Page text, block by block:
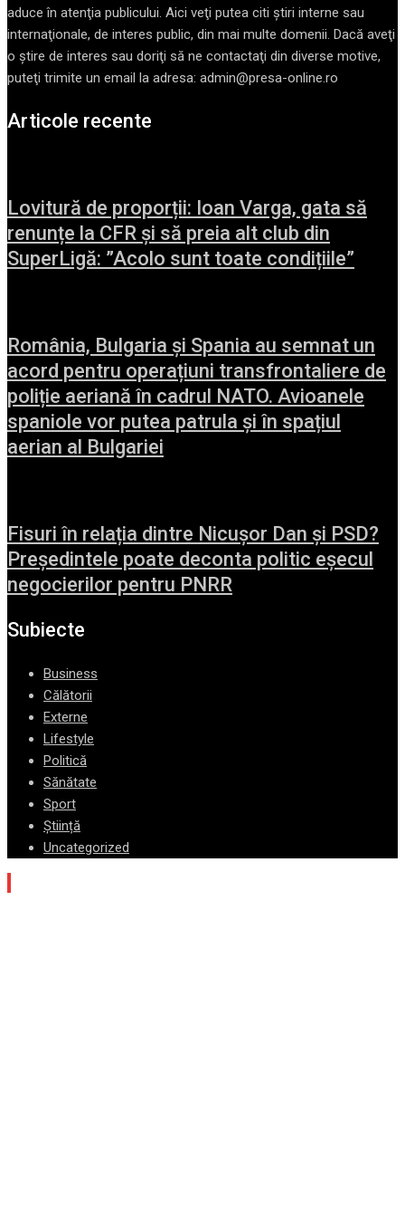
aduce în atenţia publicului. Aici veţi putea citi ştiri interne sau
internaţionale, de interes public, din mai multe domenii. Dacă aveţi
o ştire de interes sau doriţi să ne contactaţi din diverse motive,
puteţi trimite un email la adresa: admin@presa-online.ro
Articole recente
Lovitură de proporții: Ioan Varga, gata să
renunțe la CFR și să preia alt club din
SuperLigă: ”Acolo sunt toate condițiile”
România, Bulgaria și Spania au semnat un
acord pentru operațiuni transfrontaliere de
poliție aeriană în cadrul NATO. Avioanele
spaniole vor putea patrula și în spațiul
aerian al Bulgariei
Fisuri în relația dintre Nicușor Dan și PSD?
Președintele poate deconta politic eșecul
negocierilor pentru PNRR
Subiecte
Business
Călătorii
Externe
Lifestyle
Politică
Sănătate
Sport
Știință
Uncategorized